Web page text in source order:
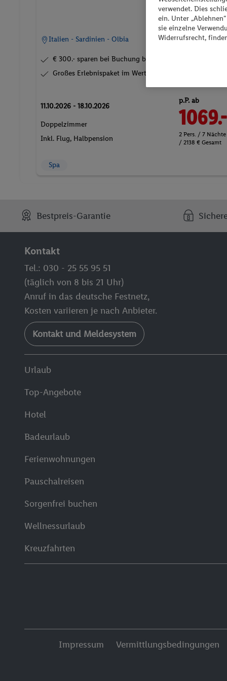
Italien - Sardinien - Olbia
€ 300.- sparen bei Buchung bis 28.02.2026
Großes Erlebnispaket im Wert von € 300 mit...
11.10.2026 - 18.10.2026
Doppelzimmer
Inkl. Flug, Halbpension
p.P. ab
1069.-
2 Pers. / 7 Nächte
/ 2138 € Gesamt
Spa
Bestpreis-Garantie
Kontakt
Tel.: 030 - 25 55 95 51
(täglich von 8 bis 21 Uhr)
Anruf in das deutsche Festnetz,
Kosten variieren je nach Anbieter.
Kontakt und Meldesystem
Urlaub
Top-Angebote
Hotel
Badeurlaub
Ferienwohnungen
Pauschalreisen
Sorgenfrei buchen
Wellnessurlaub
Kreuzfahrten
Impressum Vermittlungsbedingungen
verwendet. Dies
ein. Unter
sie einzelne
Widerrufsrecht,